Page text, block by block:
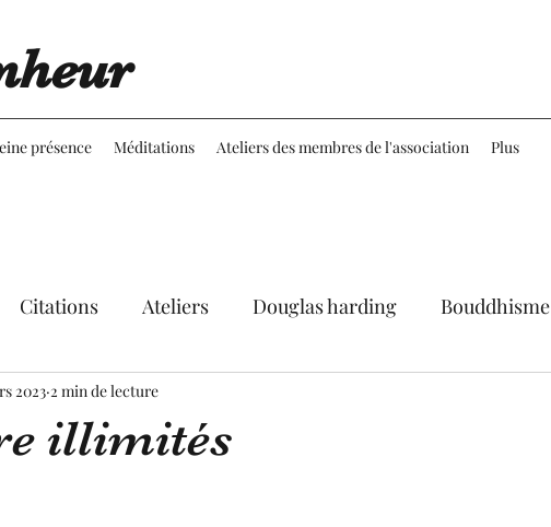
présence Méditations Ateliers des membres de l'association Plus
Citations Ateliers Douglas harding Bouddhisme
Expériences
illimités
2023 2 min de lecture